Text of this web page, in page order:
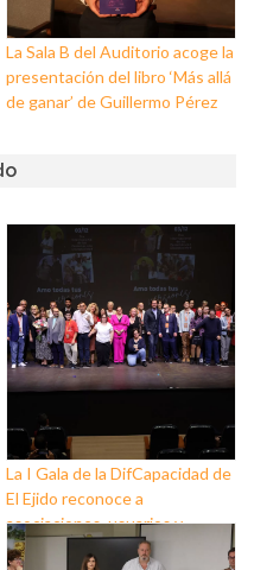
La Sala B del Auditorio acoge la
presentación del libro ‘Más allá
de ganar’ de Guillermo Pérez
La I Gala de la DifCapacidad de
El Ejido reconoce a
asociaciones, usuarios y
personas que trabajan a favor